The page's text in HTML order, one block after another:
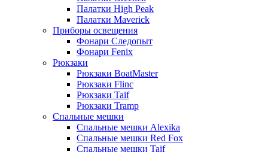
Палатки High Peak
Палатки Maverick
Приборы освещения
Фонари Следопыт
Фонари Fenix
Рюкзаки
Рюкзаки BoatMaster
Рюкзаки Flinc
Рюкзаки Taif
Рюкзаки Tramp
Спальные мешки
Спальные мешки Alexika
Спальные мешки Red Fox
Спальные мешки Taif